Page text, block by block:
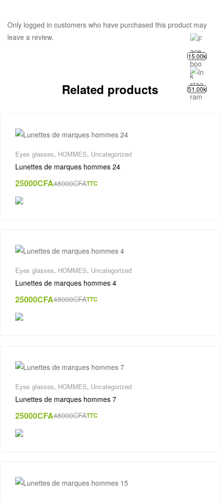
Only logged in customers who have purchased this product may
leave a review.
Related products
Eyes glasses, HOMMES, Uncategorized
Lunettes de marques hommes 24
48000CFA
25000CFA TTC
Eyes glasses, HOMMES, Uncategorized
Lunettes de marques hommes 4
48000CFA
25000CFA TTC
Eyes glasses, HOMMES, Uncategorized
Lunettes de marques hommes 7
48000CFA
25000CFA TTC
15.00k
51.00k